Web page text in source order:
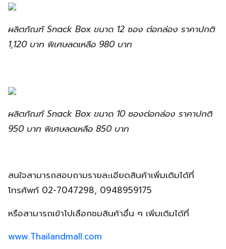
ผลิตภัณฑ์ Snack Box ขนาด 12 ซอง ต่อกล่อง ราคาปกติ
1,120 บาท พิเศษลดเหลือ 980 บาท
ผลิตภัณฑ์ Snack Box ขนาด 10 ซองต่อกล่อง ราคาปกติ
950 บาท พิเศษลดเหลือ 850 บาท
สนใจสามารถสอบถามรายละเอียดสินค้าเพิ่มเติมได้ที่
โทรศัพท์ 02-7047298, 0948959175
หรือสามารถเข้าไปเลือกชมสินค้าอื่น ๆ เพิ่มเติมได้ที่
www.Thailandmall.com